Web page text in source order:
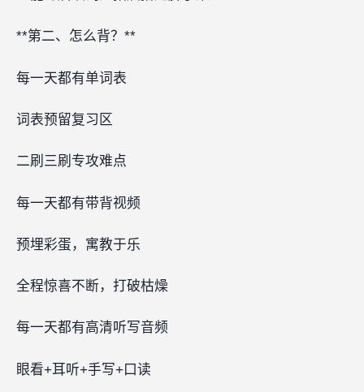
**第二、怎么背？**
每一天都有单词表
词表预留复习区
二刷三刷专攻难点
每一天都有带背视频
预埋彩蛋，寓教于乐‍‍‍‍
全程惊喜不断，打破枯燥
每一天都有高清听写音频
眼看+耳听+手写+口读